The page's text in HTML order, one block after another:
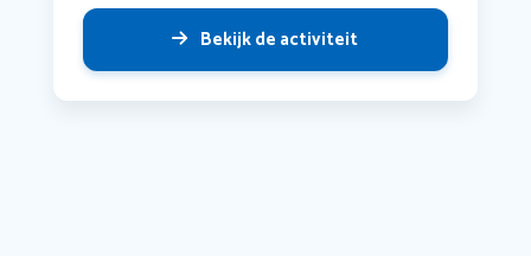
Bekijk de activiteit